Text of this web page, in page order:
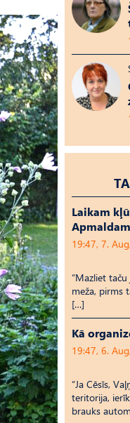
Laikam
19:47, 7.
“Mazliet
meža, pirms
[…]
Kā
19:47, 6.
“Ja Cēsīs,
teritorija,
brauks